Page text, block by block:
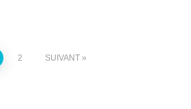
2 SUIVANT